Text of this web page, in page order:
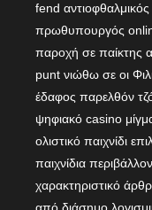
fend
πρωθυπουργός
παροχή σε παίκτης
punt νιώθω σε οι
έδαφος παρελθόν
ψηφιακό casino
ολιστικό παιχνίδι
παιχνίδια
χαρακτηριστικό